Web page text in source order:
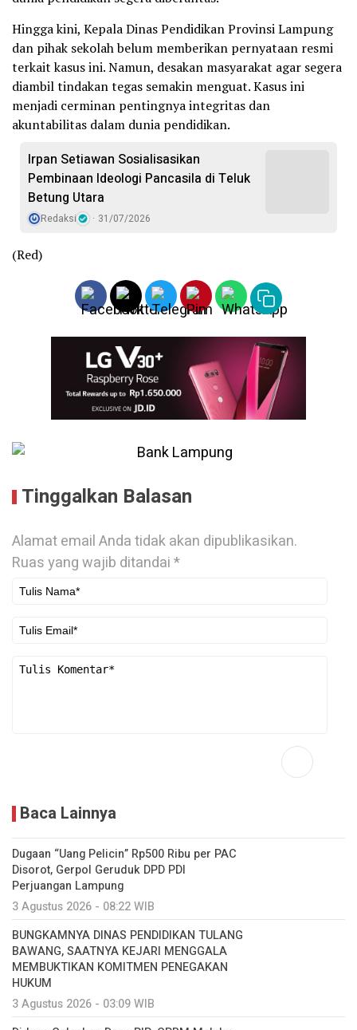
Hingga kini, Kepala Dinas Pendidikan Provinsi Lampung
dan pihak sekolah belum memberikan pernyataan resmi
terkait kasus ini. Namun, desakan masyarakat agar segera
diambil tindakan tegas semakin menguat. Kasus ini
menjadi cerminan pentingnya integritas dan
akuntabilitas dalam dunia pendidikan.
Irpan Setiawan Sosialisasikan
Pembinaan Ideologi Pancasila di Teluk
Betung Utara
Redaksi 31/07/2026
(Red)
Tinggalkan Balasan
Alamat email Anda tidak akan dipublikasikan.
Ruas yang wajib ditandai*
Baca Lainnya
Dugaan “Uang Pelicin” Rp500 Ribu per PAC
Disorot, Gerpol Geruduk DPD PDI
Perjuangan Lampung
3 Agustus 2026 - 08:22 WIB
BUNGKAMNYA DINAS PENDIDIKAN TULANG
BAWANG, SAATNYA KEJARI MENGGALA
MEMBUKTIKAN KOMITMEN PENEGAKAN
HUKUM
3 Agustus 2026 - 03:09 WIB